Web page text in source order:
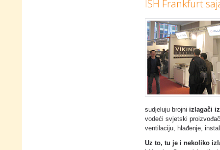
ISH Frankfurt
sudjeluju brojni izlagači
vodeći svjetski
ventilaciju, hlađenje,
Uz to, tu je i nekoliko